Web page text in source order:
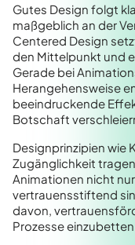
Gutes Design folgt
maßgeblich an der
Centered Design
den Mittelpunkt und
Gerade bei
Herangehensweise
beeindruckende
Botschaft
Designprinzipien wie
Zugänglichkeit
Animationen nicht
vertrauensstiftend
davon,
Prozesse